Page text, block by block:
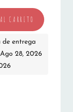
CARRITO
de entrega
28, 2026